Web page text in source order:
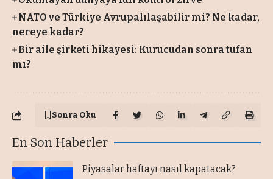
NATO ve Türkiye Avrupalılaşabilir mi? Ne kadar,
nereye kadar?
Bir aile şirketi hikayesi: Kurucudan sonra tufan
mı?
Sonra Oku
En Son Haberler
Piyasalar haftayı nasıl kapatacak?